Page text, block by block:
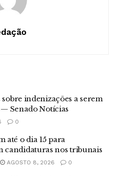
indenizações a serem
Senado Notícias
0
até o dia 15 para
candidaturas nos tribunais
AGOSTO 8, 2026 0